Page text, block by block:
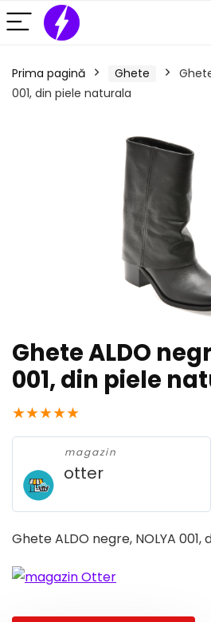
Prima pagină Ghete
001, din piele naturala
Ghete ALDO
001, din piele
★★★★★
magazin
otter
Ghete ALDO negre, NOLYA